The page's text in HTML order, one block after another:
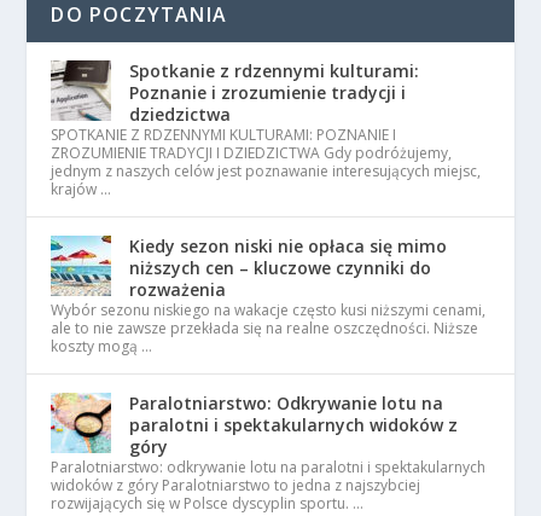
DO POCZYTANIA
Spotkanie z rdzennymi kulturami:
Poznanie i zrozumienie tradycji i
dziedzictwa
SPOTKANIE Z RDZENNYMI KULTURAMI: POZNANIE I
ZROZUMIENIE TRADYCJI I DZIEDZICTWA Gdy podróżujemy,
jednym z naszych celów jest poznawanie interesujących miejsc,
krajów …
Kiedy sezon niski nie opłaca się mimo
niższych cen – kluczowe czynniki do
rozważenia
Wybór sezonu niskiego na wakacje często kusi niższymi cenami,
ale to nie zawsze przekłada się na realne oszczędności. Niższe
koszty mogą …
Paralotniarstwo: Odkrywanie lotu na
paralotni i spektakularnych widoków z
góry
Paralotniarstwo: odkrywanie lotu na paralotni i spektakularnych
widoków z góry Paralotniarstwo to jedna z najszybciej
rozwijających się w Polsce dyscyplin sportu. …